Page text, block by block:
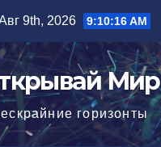
9th, 2026 9:10:17 AM
Мир
горизонты